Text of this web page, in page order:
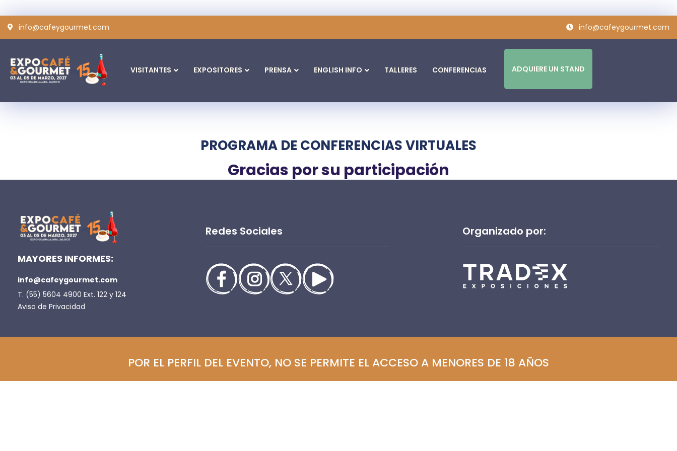
info@cafeygourmet.com info@cafeygourmet.com
VISITANTES EXPOSITORES PRENSA ENGLISH INFO TALLERES CONFERENCIAS ADQUIERE UN STAND
PROGRAMA DE CONFERENCIAS VIRTUALES
Gracias por su participación
MAYORES INFORMES:
info@cafeygourmet.com
T. (55) 5604 4900 Ext. 122 y 124
Aviso de Privacidad
Redes Sociales Organizado por:
POR EL PERFIL DEL EVENTO, NO SE PERMITE EL ACCESO A MENORES DE 18 AÑOS